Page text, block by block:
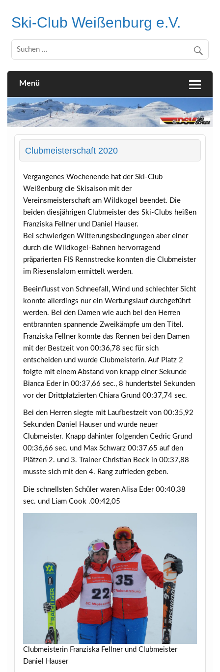
contentSki-Club Weißenburg e.V.
Menü
Clubmeisterschaft 2020
Vergangenes Wochenende hat der Ski-Club
Weißenburg die Skisaison mit der
Vereinsmeisterschaft am Wildkogel beendet. Die
beiden diesjährigen Clubmeister des Ski-Clubs heißen
Franziska Fellner und Daniel Hauser.
Bei schwierigen Witterungsbedingungen aber einer
durch die Wildkogel-Bahnen hervorragend
präparierten FIS Rennstrecke konnten die Clubmeister
im Riesenslalom ermittelt werden.
Beeinflusst von Schneefall, Wind und schlechter Sicht
konnte allerdings nur ein Wertungslauf durchgeführt
werden. Bei den Damen wie auch bei den Herren
entbrannten spannende Zweikämpfe um den Titel.
Franziska Fellner konnte das Rennen bei den Damen
mit der Bestzeit von 00:36,78 sec für sich
entscheiden und wurde Clubmeisterin. Auf Platz 2
folgte mit einem Abstand von knapp einer Sekunde
Bianca Eder in 00:37,66 sec., 8 hundertstel Sekunden
vor der Drittplatzierten Chiara Grund 00:37,74 sec.
Bei den Herren siegte mit Laufbestzeit von 00:35,92
Sekunden Daniel Hauser und wurde neuer
Clubmeister. Knapp dahinter folgenden Cedric Grund
00:36,66 sec. und Max Schwarz 00:37,65 auf den
Plätzen 2. und 3. Trainer Christian Beck in 00:37,88
musste sich mit den 4. Rang zufrieden geben.
Die schnellsten Schüler waren Alisa Eder 00:40,38
sec. und Liam Cook .00:42,05
Clubmeisterin Franziska Fellner und Clubmeister
Daniel Hauser